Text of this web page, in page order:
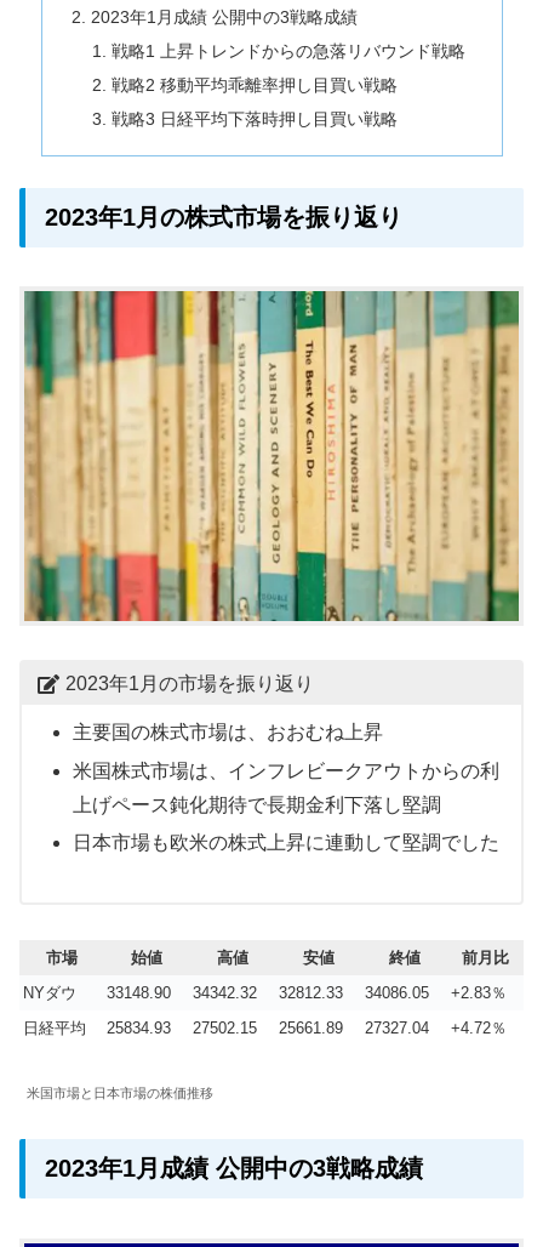
2023年1月成績 公開中の3戦略成績
戦略1 上昇トレンドからの急落リバウンド戦略
戦略2 移動平均乖離率押し目買い戦略
戦略3 日経平均下落時押し目買い戦略
2023年1月の株式市場を振り返り
2023年1月の市場を振り返り
主要国の株式市場は、おおむね上昇
米国株式市場は、インフレビークアウトからの利
上げペース鈍化期待で長期金利下落し堅調
日本市場も欧米の株式上昇に連動して堅調でした
市場 始値 高値 安値 終値
前月比
NYダウ
33148.90 34342.32 32812.33 34086.05
+2.83％
日経平均
25834.93 27502.15 25661.89 27327.04 +4.72％
米国市場と日本市場の株価推移
2023年1月成績 公開中の3戦略成績